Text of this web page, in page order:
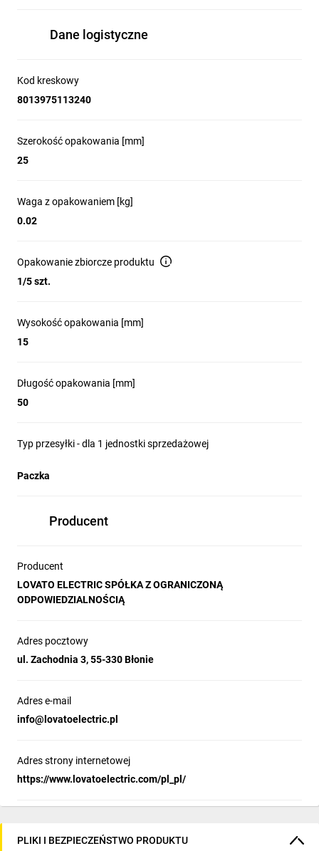
Dane logistyczne
Kod kreskowy
8013975113240
Szerokość opakowania [mm]
25
Waga z opakowaniem [kg]
0.02
Opakowanie zbiorcze produktu
1/5 szt.
Wysokość opakowania [mm]
15
Długość opakowania [mm]
50
Typ przesyłki - dla 1 jednostki sprzedażowej
Paczka
Producent
Producent
LOVATO ELECTRIC SPÓŁKA Z OGRANICZONĄ
ODPOWIEDZIALNOŚCIĄ
Adres pocztowy
ul. Zachodnia 3, 55-330 Błonie
Adres e-mail
info@lovatoelectric.pl
Adres strony internetowej
https://www.lovatoelectric.com/pl_pl/
PLIKI I BEZPIECZEŃSTWO PRODUKTU